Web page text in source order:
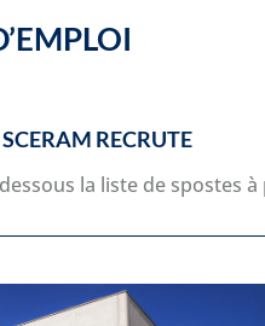
RECRUTE
la liste de spostes